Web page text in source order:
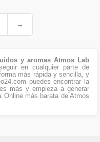
→
y aromas Atmos Lab
en cualquier parte de
más rápida y sencilla, y
puedes encontrar la
más y empieza a generar
Online más barata de Atmos